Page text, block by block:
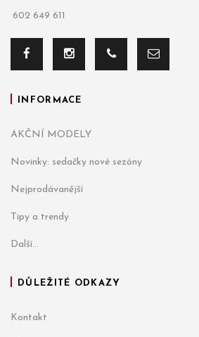
602 649 611
INFORMACE
AKČNÍ MODELY
Novinky: sedačky nové sezóny
Nejprodávanější
Tipy a trendy
Další...
DŮLEŽITÉ ODKAZY
Kontakt